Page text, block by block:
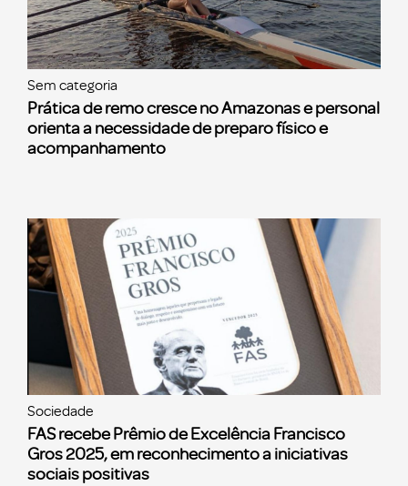
Sem categoria
Prática de remo cresce no Amazonas e personal
orienta a necessidade de preparo físico e
acompanhamento
Sociedade
FAS recebe Prêmio de Excelência Francisco
Gros 2025, em reconhecimento a iniciativas
sociais positivas